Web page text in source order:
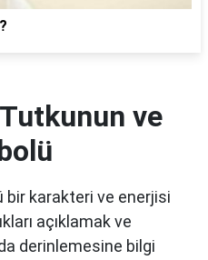
ve
bir karakteri ve enerjisi
açıklamak ve
derinlemesine bilgi